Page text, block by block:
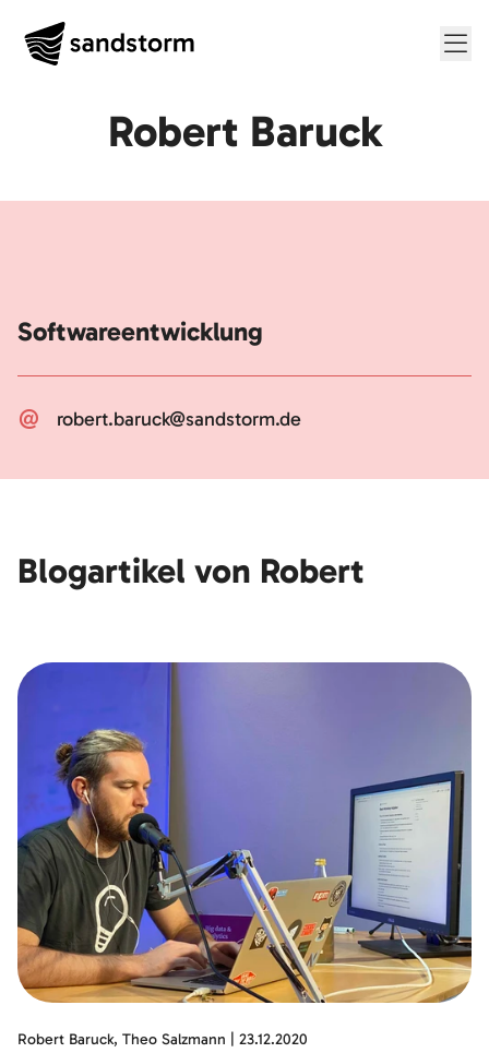
Robert Baruck
Softwareentwicklung
robert.baruck@sandstorm.de
Blogartikel von Robert
Robert Baruck, Theo Salzmann 23.12.2020